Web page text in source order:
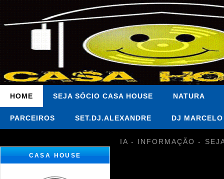
HOME SEJA SÓCIO CASA HOUSE NATURA
PARCEIROS SET.DJ.ALEXANDRE DJ
CASA HOUSE
IA - INFORMAÇÃO -